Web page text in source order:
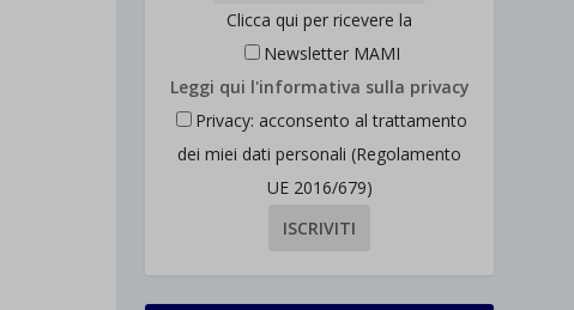
Clicca qui per ricevere la
Newsletter MAMI
Leggi qui l'informativa sulla privacy
Privacy: acconsento al trattamento
dei miei dati personali (Regolamento
UE 2016/679)